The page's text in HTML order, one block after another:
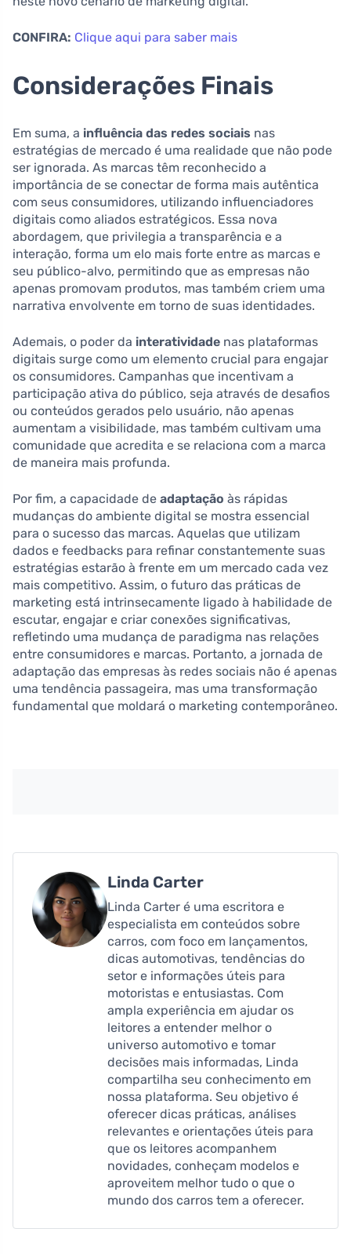
CONFIRA: Clique aqui para saber mais
Considerações Finais
Em suma, a influência das redes sociais nas
estratégias de mercado é uma realidade que não pode
ser ignorada. As marcas têm reconhecido a
importância de se conectar de forma mais autêntica
com seus consumidores, utilizando influenciadores
digitais como aliados estratégicos. Essa nova
abordagem, que privilegia a transparência e a
interação, forma um elo mais forte entre as marcas e
seu público-alvo, permitindo que as empresas não
apenas promovam produtos, mas também criem uma
narrativa envolvente em torno de suas identidades.
Ademais, o poder da interatividade nas plataformas
digitais surge como um elemento crucial para engajar
os consumidores. Campanhas que incentivam a
participação ativa do público, seja através de desafios
ou conteúdos gerados pelo usuário, não apenas
aumentam a visibilidade, mas também cultivam uma
comunidade que acredita e se relaciona com a marca
de maneira mais profunda.
Por fim, a capacidade de adaptação às rápidas
mudanças do ambiente digital se mostra essencial
para o sucesso das marcas. Aquelas que utilizam
dados e feedbacks para refinar constantemente suas
estratégias estarão à frente em um mercado cada vez
mais competitivo. Assim, o futuro das práticas de
marketing está intrinsecamente ligado à habilidade de
escutar, engajar e criar conexões significativas,
refletindo uma mudança de paradigma nas relações
entre consumidores e marcas. Portanto, a jornada de
adaptação das empresas às redes sociais não é apenas
uma tendência passageira, mas uma transformação
fundamental que moldará o marketing contemporâneo.
Linda Carter
Linda Carter é uma escritora e
especialista em conteúdos sobre
carros, com foco em lançamentos,
dicas automotivas, tendências do
setor e informações úteis para
motoristas e entusiastas. Com
ampla experiência em ajudar os
leitores a entender melhor o
universo automotivo e tomar
decisões mais informadas, Linda
compartilha seu conhecimento em
nossa plataforma. Seu objetivo é
oferecer dicas práticas, análises
relevantes e orientações úteis para
que os leitores acompanhem
novidades, conheçam modelos e
aproveitem melhor tudo o que o
mundo dos carros tem a oferecer.